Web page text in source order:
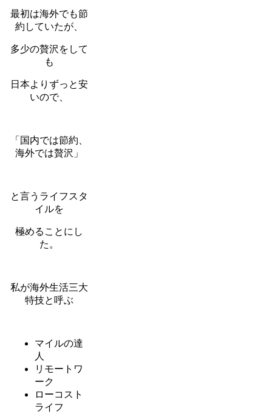
最初は海外でも節
約していたが、
多少の贅沢をして
も
日本よりずっと安
いので、
「国内では節約、
海外では贅沢」
と言うライフスタ
イルを
極めることにし
た。
私が海外生活三大
特技と呼ぶ
マイルの達
人
リモートワ
ーク
ローコスト
ライフ